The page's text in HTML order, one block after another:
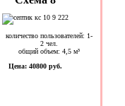
количество пользователей: 1-
2 чел.
общий объем: 4,5 м³
Цена: 40800 руб.